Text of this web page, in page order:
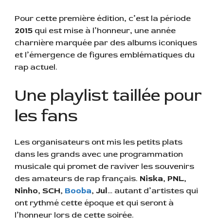
— RAPLUME (@raplume)March 16,
2025
Pour cette première édition, c’est la période
2015 qui est mise à l’honneur, une année
charnière marquée par des albums iconiques
et l’émergence de figures emblématiques du
rap actuel.
Une playlist taillée pour
les fans
Les organisateurs ont mis les petits plats
dans les grands avec une programmation
musicale qui promet de raviver les souvenirs
des amateurs de rap français. Niska, PNL,
Ninho, SCH, Booba, Jul… autant d’artistes qui
ont rythmé cette époque et qui seront à
l’honneur lors de cette soirée.